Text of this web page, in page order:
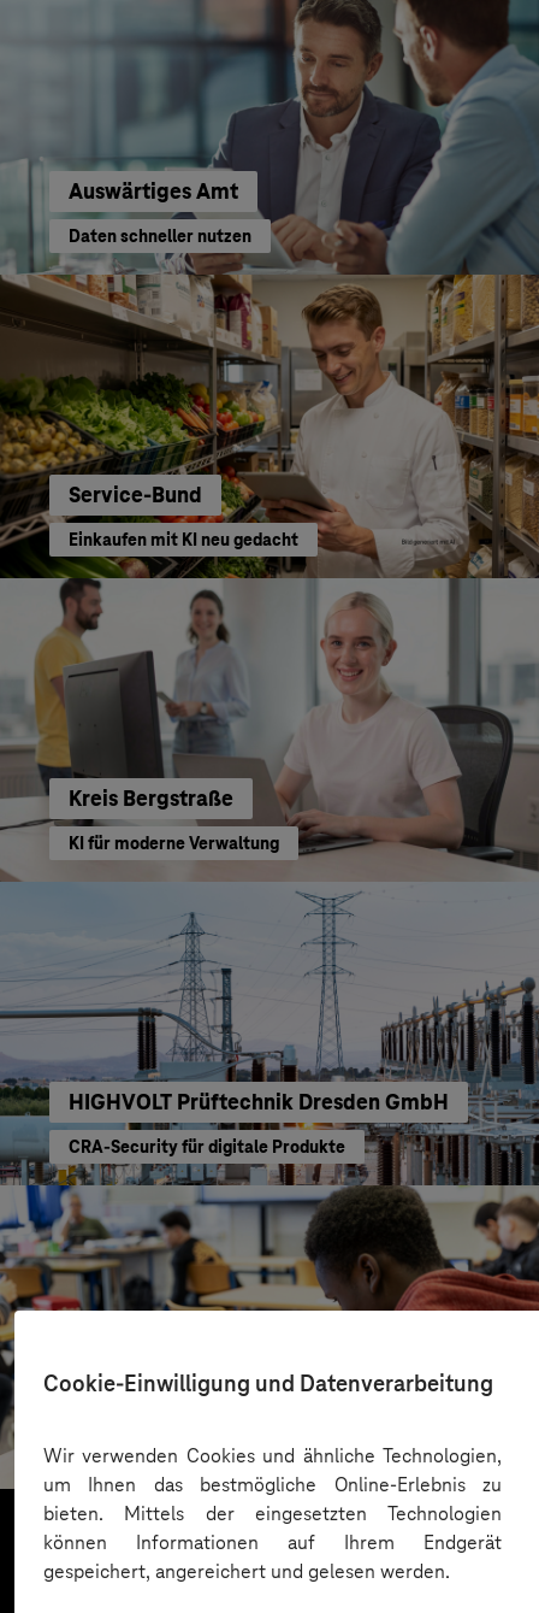
Cookie-Einwilligung und Datenverarbeitung
Wir verwenden Cookies und ähnliche Technologien,
um Ihnen das bestmögliche Online-Erlebnis zu
bieten. Mittels der eingesetzten Technologien
können Informationen auf Ihrem Endgerät
gespeichert, angereichert und gelesen werden.
Auswärtiges Amt
Daten schneller nutzen
Service-Bund
Einkaufen mit KI neu gedacht
Kreis Bergstraße
KI für moderne Verwaltung
HIGHVOLT Prüftechnik Dresden GmbH
CRA-Security für digitale Produkte
St.-Benedikt-Schule Düsseldorf
Mit KI Sprachbarrieren überwinden
Mehr laden